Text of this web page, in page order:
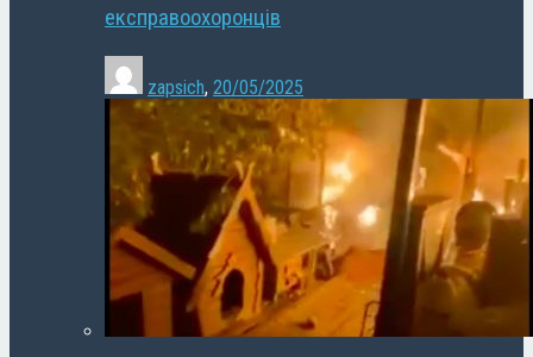
експравоохоронців
zapsich, 20/05/2025